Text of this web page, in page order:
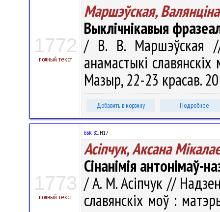
1772
полный текст
Маршэўская,
Выклічнікавыя
/ В. В. Маршэўская //
анамастыкі
Мазыр, 22-23 красав.
Добавить в корзину Подробнее
1773
полный текст
ББК 81.Н17
Асіпчук, Аксана
Сінанімія антонімаў-
/ А. М. Асіпчук //
славянскіх моў :